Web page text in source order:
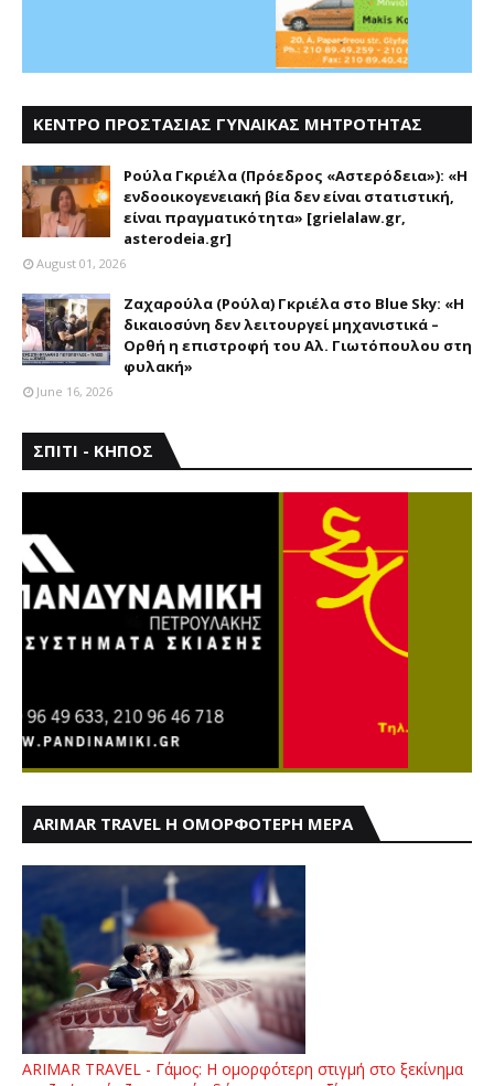
ΚΕΝΤΡΟ ΠΡΟΣΤΑΣΙΑΣ ΓΥΝΑΙΚΑΣ ΜΗΤΡΟΤΗΤΑΣ
Ρούλα Γκριέλα (Πρόεδρος «Αστερόδεια»): «Η
ενδοοικογενειακή βία δεν είναι στατιστική,
είναι πραγματικότητα» [grielalaw.gr,
asterodeia.gr]
August 01, 2026
Ζαχαρούλα (Ρούλα) Γκριέλα στο Blue Sky: «Η
δικαιοσύνη δεν λειτουργεί μηχανιστικά –
Ορθή η επιστροφή του Αλ. Γιωτόπουλου στη
φυλακή»
June 16, 2026
ΣΠΙΤΙ - ΚΗΠΟΣ
ARIMAR TRAVEL Η ΟΜΟΡΦΟΤΕΡΗ ΜΕΡΑ
ARIMAR TRAVEL - Γάμος: Η ομορφότερη στιγμή στο ξεκίνημα